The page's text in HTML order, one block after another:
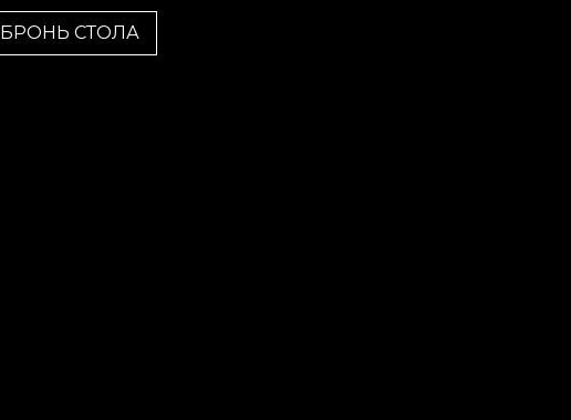
БРОНЬ СТОЛА